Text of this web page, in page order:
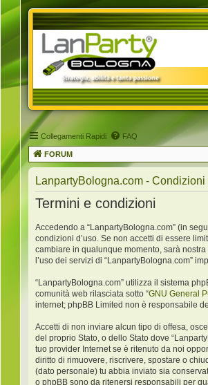
Collegamenti Rapidi FAQ
FORUM
LanpartyBologna.com - Condizioni
Termini e condizioni
Accedendo a “LanpartyBologna.com” (in
condizioni d’uso. Se non accetti di essere
cambiare in qualunque momento, sarà
l’uso dei servizi di “LanpartyBologna.com”
“LanpartyBologna.com” utilizza il sistema
comunità web rilasciata sotto “GNU General
internet; phpBB Limited non è responsabile
Accetti di non inviare alcun tipo di offesa,
del proprio Stato, o dello Stato dove
tuo provider Internet se è ritenuto da noi
diritto di rimuovere, riscrivere, spostare o
(dato personale) tu abbia inviato sia
o phpBB sono da ritenersi responsabili per